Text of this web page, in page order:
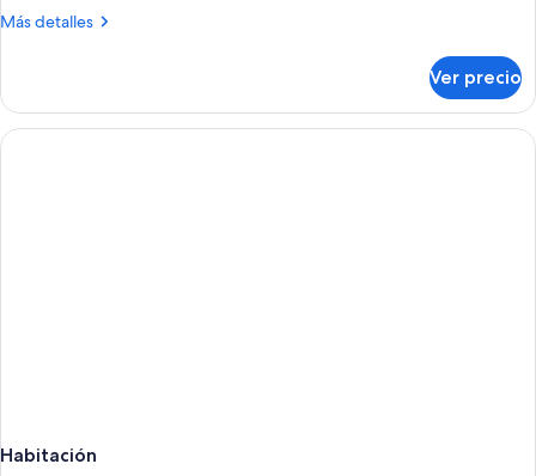
Más detalles
Más
Ver precio
Habitación